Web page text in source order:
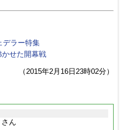
デラー特集
かせた開幕戦
（2015年2月16日23時02分）
さん